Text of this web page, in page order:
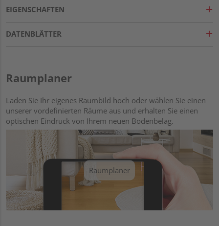
EIGENSCHAFTEN
DATENBLÄTTER
Raumplaner
Laden Sie Ihr eigenes Raumbild hoch oder wählen Sie einen
unserer vordefinierten Räume aus und erhalten Sie einen
optischen Eindruck von Ihrem neuen Bodenbelag.
Raumplaner